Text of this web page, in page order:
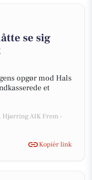
se sig
opgør mod Hals
et
Hjørring AIK Frem -
Kopiér link